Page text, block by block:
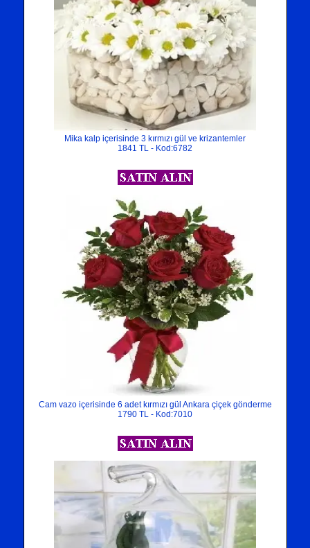
Mika kalp içerisinde 3 kırmızı gül ve krizantemler
1841 TL - Kod:6782
Cam vazo içerisinde 6 adet kırmızı gül Ankara çiçek gönderme
1790 TL - Kod:7010